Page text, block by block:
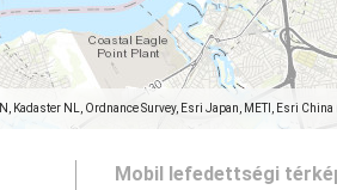
Kadaster NL, Ordnance Survey, Esri Japan, METI, Esri
Mobil lefedettségi